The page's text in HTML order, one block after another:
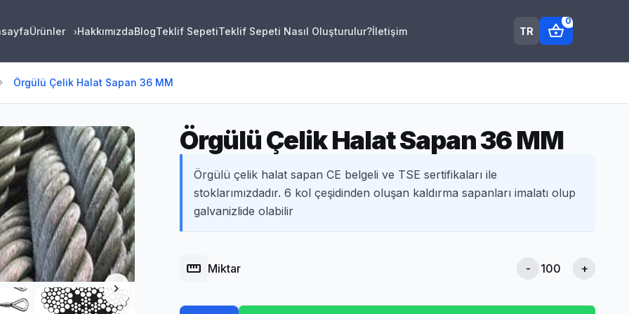
Ürünler ›HakkımızdaBlogTeklif SepetiTeklif Sepeti Nasıl Oluşturulur?İletişim TR shopping_basket
0
Örgülü Çelik Halat Sapan 36 MM
chevron_right
Örgülü Çelik Halat Sapan 36 MM
Örgülü çelik halat sapan CE belgeli ve TSE sertifikaları ile
stoklarımızdadır. 6 kol çeşidinden oluşan kaldırma sapanları imalatı olup
galvanizlide olabilir
straighten Miktar - +